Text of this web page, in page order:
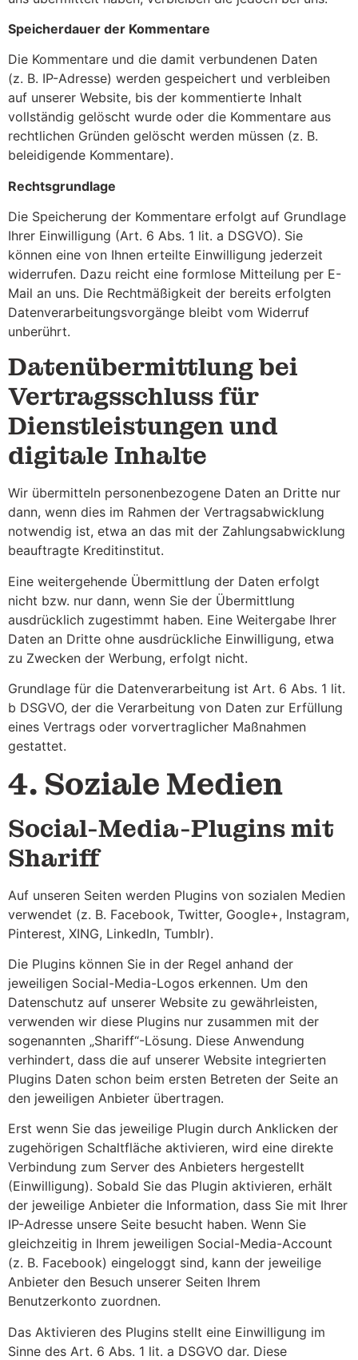
Speicherdauer der Kommentare
Die Kommentare und die damit verbundenen Daten
(z. B. IP-Adresse) werden gespeichert und verbleiben
auf unserer Website, bis der kommentierte Inhalt
vollständig gelöscht wurde oder die Kommentare aus
rechtlichen Gründen gelöscht werden müssen (z. B.
beleidigende Kommentare).
Rechtsgrundlage
Die Speicherung der Kommentare erfolgt auf Grundlage
Ihrer Einwilligung (Art. 6 Abs. 1 lit. a DSGVO). Sie
können eine von Ihnen erteilte Einwilligung jederzeit
widerrufen. Dazu reicht eine formlose Mitteilung per E-
Mail an uns. Die Rechtmäßigkeit der bereits erfolgten
Datenverarbeitungsvorgänge bleibt vom Widerruf
unberührt.
Datenübermittlung bei
Vertragsschluss für
Dienstleistungen und
digitale Inhalte
Wir übermitteln personenbezogene Daten an Dritte nur
dann, wenn dies im Rahmen der Vertragsabwicklung
notwendig ist, etwa an das mit der Zahlungsabwicklung
beauftragte Kreditinstitut.
Eine weitergehende Übermittlung der Daten erfolgt
nicht bzw. nur dann, wenn Sie der Übermittlung
ausdrücklich zugestimmt haben. Eine Weitergabe Ihrer
Daten an Dritte ohne ausdrückliche Einwilligung, etwa
zu Zwecken der Werbung, erfolgt nicht.
Grundlage für die Datenverarbeitung ist Art. 6 Abs. 1 lit.
b DSGVO, der die Verarbeitung von Daten zur Erfüllung
eines Vertrags oder vorvertraglicher Maßnahmen
gestattet.
4. Soziale Medien
Social-Media-Plugins mit
Shariff
Auf unseren Seiten werden Plugins von sozialen Medien
verwendet (z. B. Facebook, Twitter, Google+, Instagram,
Pinterest, XING, LinkedIn, Tumblr).
Die Plugins können Sie in der Regel anhand der
jeweiligen Social-Media-Logos erkennen. Um den
Datenschutz auf unserer Website zu gewährleisten,
verwenden wir diese Plugins nur zusammen mit der
sogenannten „Shariff“-Lösung. Diese Anwendung
verhindert, dass die auf unserer Website integrierten
Plugins Daten schon beim ersten Betreten der Seite an
den jeweiligen Anbieter übertragen.
Erst wenn Sie das jeweilige Plugin durch Anklicken der
zugehörigen Schaltfläche aktivieren, wird eine direkte
Verbindung zum Server des Anbieters hergestellt
(Einwilligung). Sobald Sie das Plugin aktivieren, erhält
der jeweilige Anbieter die Information, dass Sie mit Ihrer
IP-Adresse unsere Seite besucht haben. Wenn Sie
gleichzeitig in Ihrem jeweiligen Social-Media-Account
(z. B. Facebook) eingeloggt sind, kann der jeweilige
Anbieter den Besuch unserer Seiten Ihrem
Benutzerkonto zuordnen.
Das Aktivieren des Plugins stellt eine Einwilligung im
Sinne des Art. 6 Abs. 1 lit. a DSGVO dar. Diese